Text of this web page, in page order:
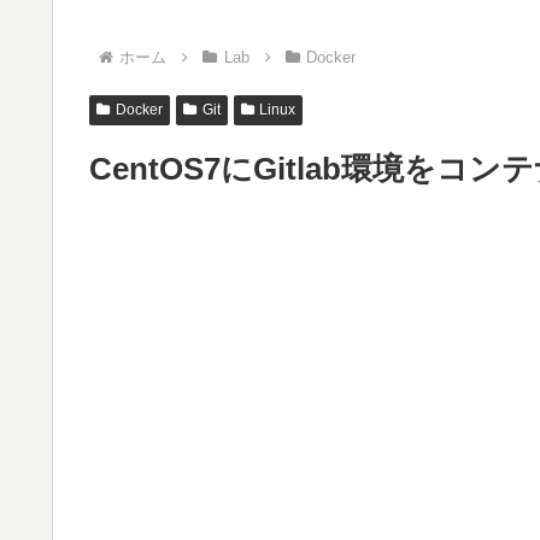
ホーム Lab Docker
Docker Git Linux
CentOS7にGitlab環境をコン